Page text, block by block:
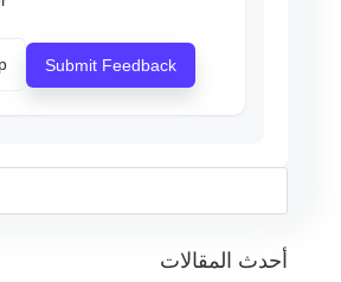
Submit Feedback
أحدث المقالات